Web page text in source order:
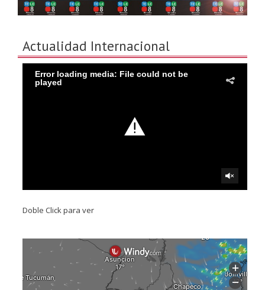
Actualidad Internacional
Doble Click para ver